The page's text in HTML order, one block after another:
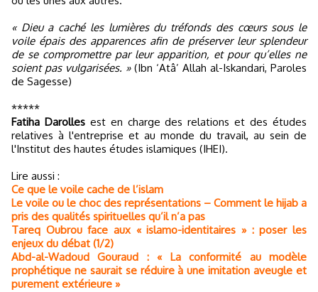
« Dieu a caché les lumières du tréfonds des cœurs sous le
voile épais des apparences afin de préserver leur splendeur
de se compromettre par leur apparition, et pour qu’elles ne
soient pas vulgarisées. »(Ibn ‘Atâ’ Allah al-Iskandari, Paroles
de Sagesse)
*****
Fatiha Darollesest en charge des relations et des études
relatives à l'entreprise et au monde du travail, au sein de
l'Institut des hautes études islamiques (IHEI).
Lire aussi :
Ce que le voile cache de l’islam
Le voile ou le choc des représentations – Comment le hijab a
pris des qualités spirituelles qu’il n’a pas
Tareq Oubrou face aux « islamo-identitaires » : poser les
enjeux du débat (1/2)
Abd-al-Wadoud Gouraud : « La conformité au modèle
prophétique ne saurait se réduire à une imitation aveugle et
purement extérieure »